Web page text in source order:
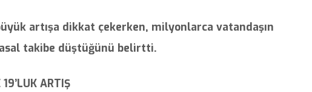
artışa dikkat çekerken, milyonlarca vatandaşın
takibe düştüğünü belirtti.
ARTIŞ